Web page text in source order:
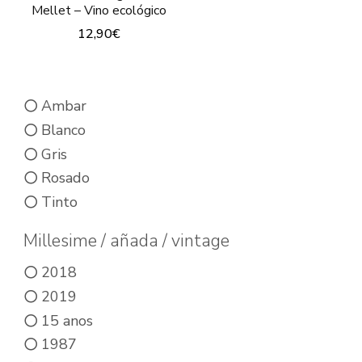
Mellet – Vino ecológico
12,90€
se
Ambar
Blanco
Gris
Rosado
Tinto
Millesime / añada / vintage
2018
2019
15 anos
1987